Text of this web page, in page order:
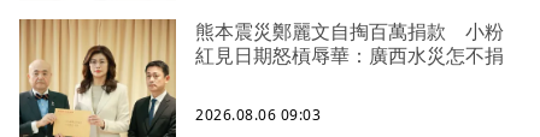
熊本震災鄭麗文自掏百萬捐款 小粉
紅見日期怒槓辱華：廣西水災怎不捐
2026.08.06 09:03